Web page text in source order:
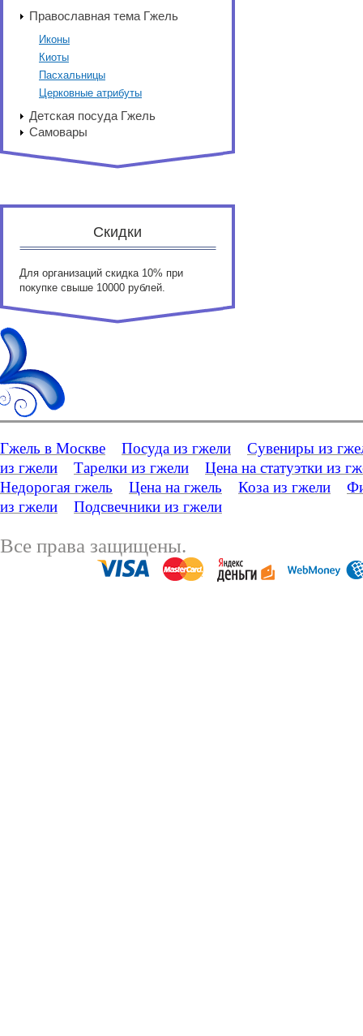
Православная тема Гжель
Иконы
Киоты
Пасхальницы
Церковные атрибуты
Детская посуда Гжель
Самовары
Скидки
Для организаций скидка 10% при
покупке свыше 10000 рублей.
Гжель в Москве Посуда из гжели
Сувениры из
из гжели
Тарелки из гжели
Цена на статуэтки из
Недорогая гжель
Цена на гжель Коза из гжели
из гжели
Подсвечники из гжели
Все права защищены.